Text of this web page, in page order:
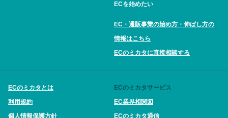
ECを始めたい
EC・通販事業の始め方・伸ばし方の
情報はこちら
ECのミカタに直接相談する
ECのミカタとは
利用規約
個人情報保護方針
ECのミカタサービス
EC業界相関図
ECのミカタ通信